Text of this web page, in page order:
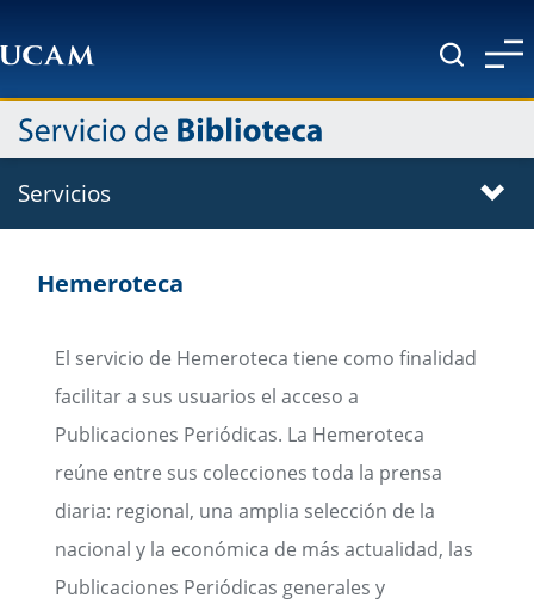
Servicios
Hemeroteca
El servicio de Hemeroteca tiene como finalidad
facilitar a sus usuarios el acceso a
Publicaciones Periódicas. La Hemeroteca
reúne entre sus colecciones toda la prensa
diaria: regional, una amplia selección de la
nacional y la económica de más actualidad, las
Publicaciones Periódicas generales y